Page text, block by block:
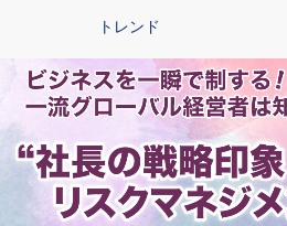
トレンド